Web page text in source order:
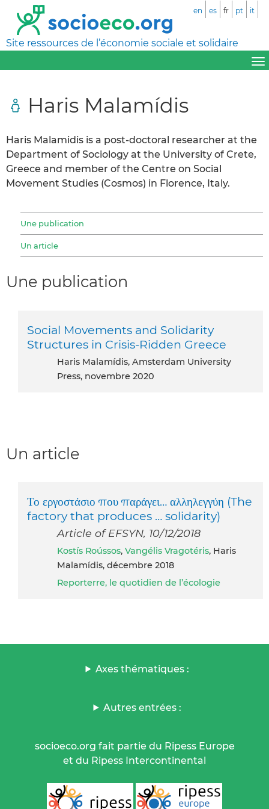
Site ressources de l’économie sociale et solidaire
en es fr pt it
Haris Malamídis
Haris Malamidis is a post-doctoral researcher at the
Department of Sociology at the University of Crete,
Greece and member of the Centre on Social
Movement Studies (Cosmos) in Florence, Italy.
Une publication
Un article
Une publication
Social Movements and Solidarity
Structures in Crisis-Ridden Greece
Haris Malamídis, Amsterdam University
Press, novembre 2020
Un article
Το εργοστάσιο που παράγει… αλληλεγγύη (The
factory that produces … solidarity)
Article of EFSYN, 10/12/2018
Kostís Roússos, Vangélis Vragotéris, Haris
Malamídis, décembre 2018
Reporterre, le quotidien de l’écologie
Axes thématiques :
Autres entrées :
socioeco.org fait partie du Ripess Europe
et du Ripess Intercontinental